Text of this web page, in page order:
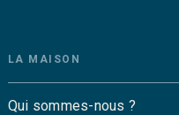
LA MAISON
Qui sommes-nous ?